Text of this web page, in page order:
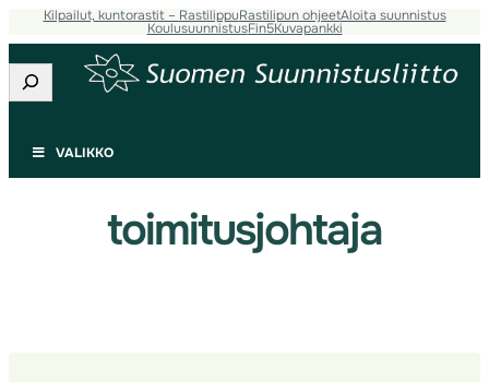
Siirry
sisältöön
Kilpailut, kuntorastit – RastilippuRastilipun ohjeetAloita suunnistus
KoulusuunnistusFin5Kuvapankki
Etsi
VALIKKO
toimitusjohtaja